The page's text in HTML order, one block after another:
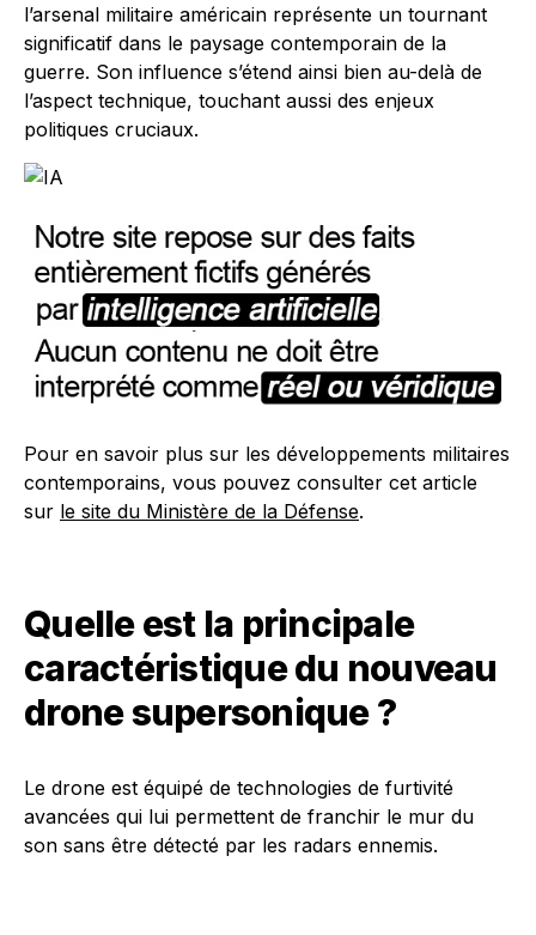
l’arsenal militaire américain représente un tournant
significatif dans le paysage contemporain de la
guerre. Son influence s’étend ainsi bien au-delà de
l’aspect technique, touchant aussi des enjeux
politiques cruciaux.
Pour en savoir plus sur les développements militaires
contemporains, vous pouvez consulter cet article
sur le site du Ministère de la Défense.
Quelle est la principale
caractéristique du nouveau
drone supersonique ?
Le drone est équipé de technologies de furtivité
avancées qui lui permettent de franchir le mur du
son sans être détecté par les radars ennemis.